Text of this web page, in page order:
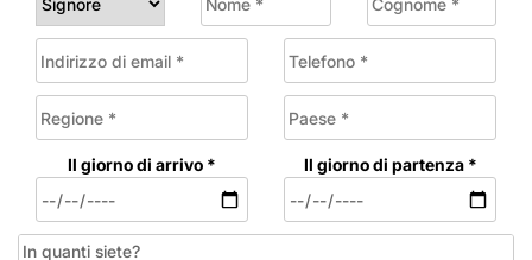
Il giorno di arrivo * Il giorno di partenza *